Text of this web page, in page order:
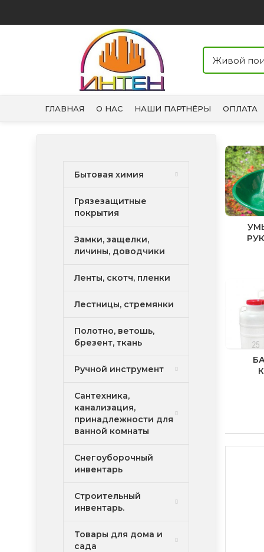
ГЛАВНАЯ О НАС НАШИ ПАРТНЁРЫ ОПЛАТА
Бытовая химия
Грязезащитные
покрытия
Замки, защелки,
личины, доводчики
Ленты, скотч, пленки
Лестницы, стремянки
Полотно, ветошь,
брезент, ткань
Ручной инструмент
Сантехника,
канализация,
принадлежности для
ванной комнаты
Снегоуборочный
инвентарь
Строительный
инвентарь.
Товары для дома и
сада